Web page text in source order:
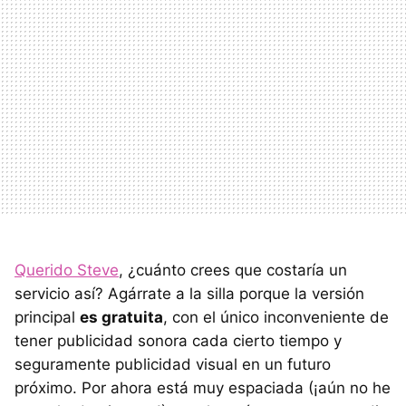
Querido Steve, ¿cuánto crees que costaría un
servicio así? Agárrate a la silla porque la versión
principal es gratuita, con el único inconveniente de
tener publicidad sonora cada cierto tiempo y
seguramente publicidad visual en un futuro
próximo. Por ahora está muy espaciada (¡aún no he